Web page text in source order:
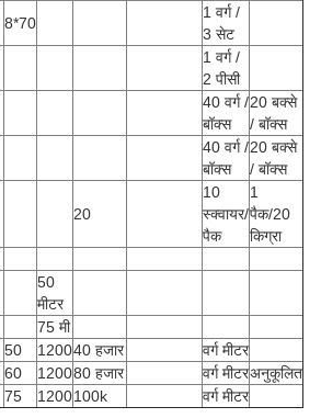
8*70
1 वर्ग /
3 सेट
1 वर्ग /
2 पीसी
40 वर्ग /
बॉक्स
20 बक्से
/ बॉक्स
40 वर्ग /
बॉक्स
20 बक्से
/ बॉक्स
20
10
स्क्वायर/
पैक
1
पैक/20
किग्रा
50
मीटर
75 मी
50 120040 हजार
वर्ग मीटर
60 120080 हजार वर्ग मीटरअनुकूलित
75 1200100k वर्ग मीटर